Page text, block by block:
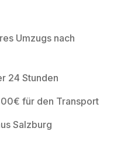
Umzugs nach
24 Stunden
für den Transport
Salzburg